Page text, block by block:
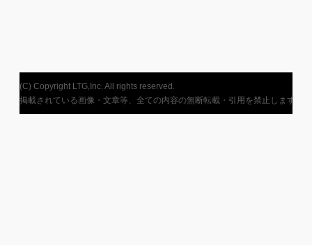
(C) Copyright LTG,Inc. All rights reserved.
掲載されている画像・文章等、全ての内容の無断転載・引用を禁止します。